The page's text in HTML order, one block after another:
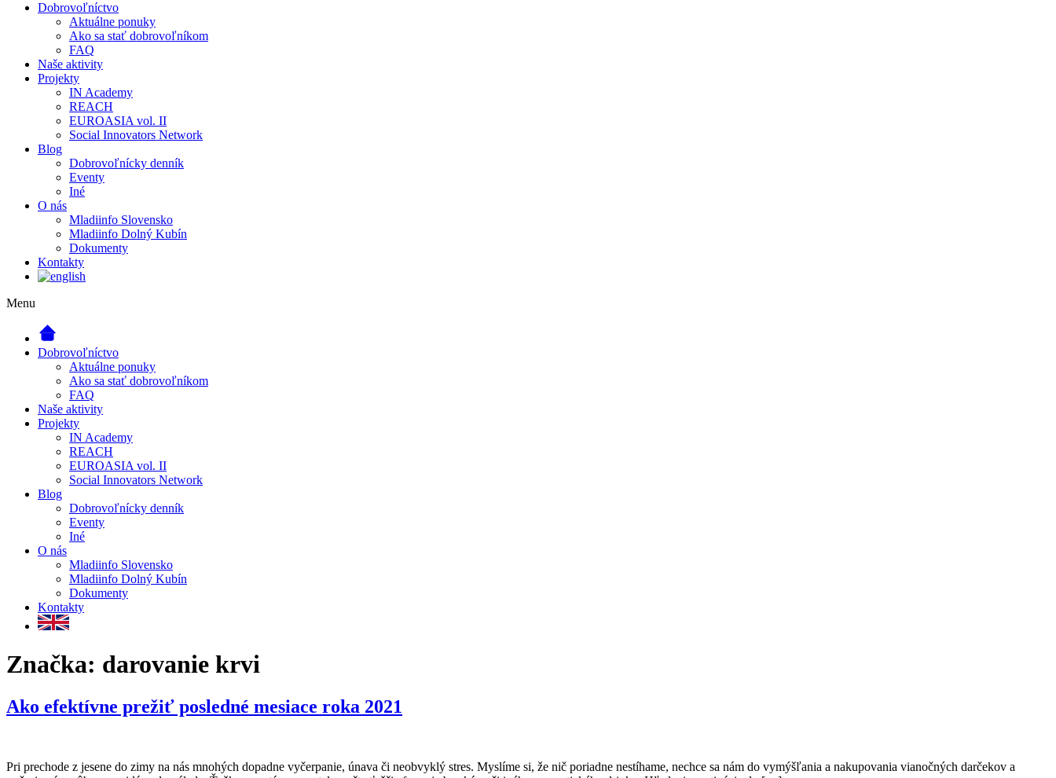
Dobrovoľníctvo
Aktuálne ponuky
Ako sa stať dobrovoľníkom
FAQ
Naše aktivity
Projekty
IN Academy
REACH
EUROASIA vol. II
Social Innovators Network
Blog
Dobrovoľnícky denník
Eventy
Iné
O nás
Mladiinfo Slovensko
Mladiinfo Dolný Kubín
Dokumenty
Kontakty
Menu
Dobrovoľníctvo
Aktuálne ponuky
Ako sa stať dobrovoľníkom
FAQ
Naše aktivity
Projekty
IN Academy
REACH
EUROASIA vol. II
Social Innovators Network
Blog
Dobrovoľnícky denník
Eventy
Iné
O nás
Mladiinfo Slovensko
Mladiinfo Dolný Kubín
Dokumenty
Kontakty
Značka: darovanie krvi
Ako efektívne prežiť posledné mesiace roka 2021
Pri prechode z jesene do zimy na nás mnohých dopadne vyčerpanie, únava či neobvyklý stres. Myslíme si, že nič poriadne nestíhame, nechce sa nám do vymýšľania a nakupovania vianočných darčekov a